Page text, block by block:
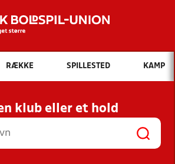
Hvad vil du søge efter?
INDHOLD OG NYHEDER
RESULTATER, KLUBBER OG
HOLD
RÆKKE SPILLESTED KAMP
klub eller et hold